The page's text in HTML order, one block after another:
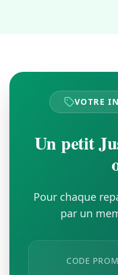
VOTRE
Un petit
Pour chaque
par un
CODE